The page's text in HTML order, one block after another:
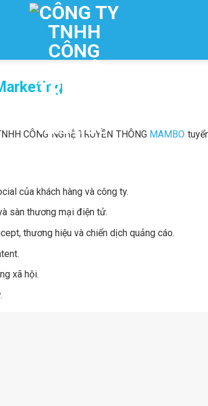
CÔNG NGHỆ TRUYỀN THÔNG MAMBO
của khách hàng và công ty.
sàn thương mại điện tử.
thương hiệu và chiến dịch quảng cáo.
xã hội.